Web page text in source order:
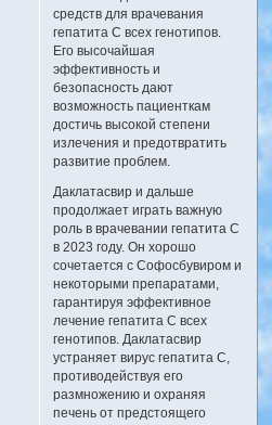
средств для врачевания
гепатита C всех генотипов.
Его высочайшая
эффективность и
безопасность дают
возможность пациенткам
достичь высокой степени
излечения и предотвратить
развитие проблем.
Даклатасвир и дальше
продолжает играть важную
роль в врачевании гепатита C
в 2023 году. Он хорошо
сочетается с Софосбувиром и
некоторыми препаратами,
гарантируя эффективное
лечение гепатита C всех
генотипов. Даклатасвир
устраняет вирус гепатита C,
противодействуя его
размножению и охраняя
печень от предстоящего